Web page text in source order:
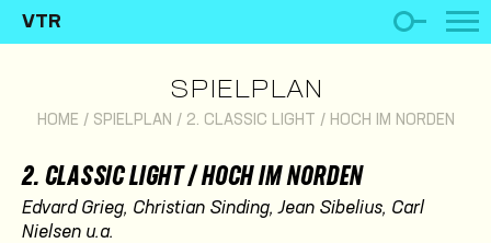
VTR
SPIELPLAN
HOME / SPIELPLAN / 2. CLASSIC LIGHT / HOCH IM NORDEN
2. CLASSIC LIGHT / HOCH IM NORDEN
Edvard Grieg, Christian Sinding, Jean Sibelius, Carl
Nielsen u.a.